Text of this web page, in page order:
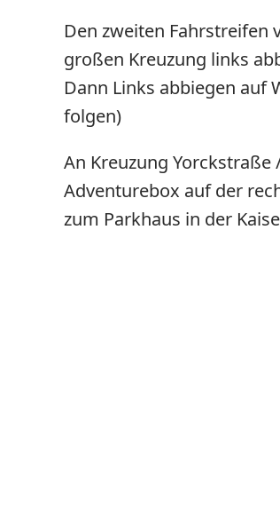
Den zweiten Fahrstreifen
großen Kreuzung links
Dann Links abbiegen auf
folgen)
An Kreuzung
Adventurebox auf der
zum Parkhaus in der